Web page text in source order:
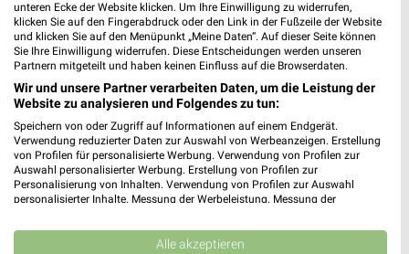
5 Geschäfte und Orte
Kik Angebote in Ginsheim-Gustavsburg
Ginsheim-Gustavsburg, Deutschland
451,75 km
Kik Angebote in Hochheim am Main
Hochheim am Main, Deutschland
unteren Ecke der Website klicken. Um Ihre Einwilligung zu widerrufen,
klicken Sie auf den Fingerabdruck oder den Link in der Fußzeile der Website
und klicken Sie auf den Menüpunkt „Meine Daten“. Auf dieser Seite können
Sie Ihre Einwilligung widerrufen. Diese Entscheidungen werden unseren
Partnern mitgeteilt und haben keinen Einfluss auf die Browserdaten.
Wir und unsere Partner verarbeiten Daten, um die Leistung der
Website zu analysieren und Folgendes zu tun:
Speichern von oder Zugriff auf Informationen auf einem Endgerät.
Verwendung reduzierter Daten zur Auswahl von Werbeanzeigen. Erstellung
von Profilen für personalisierte Werbung. Verwendung von Profilen zur
Auswahl personalisierter Werbung. Erstellung von Profilen zur
Personalisierung von Inhalten. Verwendung von Profilen zur Auswahl
personalisierter Inhalte. Messung der Werbeleistung. Messung der
Kombinationen von Daten aus verschiedenen Quellen. Entwicklung und
Verbesserung der Angebote. Verwendung reduzierter Daten zur Auswahl
Alle akzeptieren